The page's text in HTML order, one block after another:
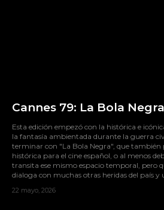
Cannes 79: La Bola Negra
Esta edición empezó con la histórica e
la fantasía ambientada durante la guerra
terminar con "La Bola Negra", que también
histórica para el cine español, o al menos
transita ese mismo espacio temporal, pero
dialoga con muchas otras heridas del país y
22 mayo, 2026